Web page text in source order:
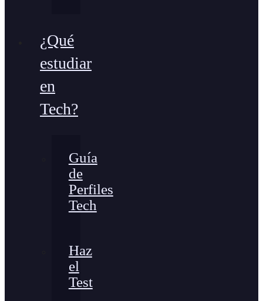
¿Qué
estudiar
en
Tech?
Guía
de
Perfiles
Tech
Haz
el
Test